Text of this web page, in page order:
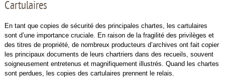
Cartulaires
En tant que copies de sécurité des principales chartes, les cartulaires
sont d’une importance cruciale. En raison de la fragilité des privilèges et
des titres de propriété, de nombreux producteurs d’archives ont fait copier
les principaux documents de leurs chartriers dans des recueils, souvent
soigneusement entretenus et magnifiquement illustrés. Quand les chartes
sont perdues, les copies des cartulaires prennent le relais.